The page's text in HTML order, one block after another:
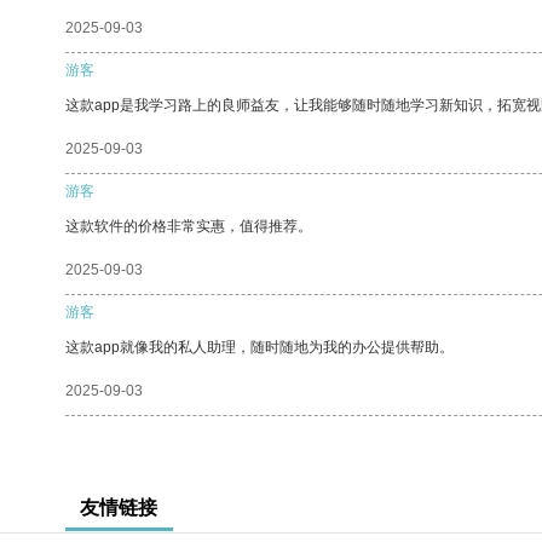
2025-09-03
游客
这款app是我学习路上的良师益友，让我能够随时随地学习新知识，拓宽
2025-09-03
游客
这款软件的价格非常实惠，值得推荐。
2025-09-03
游客
这款app就像我的私人助理，随时随地为我的办公提供帮助。
2025-09-03
友情链接